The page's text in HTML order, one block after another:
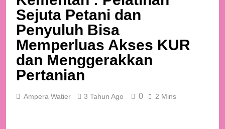
Kementan : Pelatihan
Sejuta Petani dan
Penyuluh Bisa
Memperluas Akses KUR
dan Menggerakkan
Pertanian